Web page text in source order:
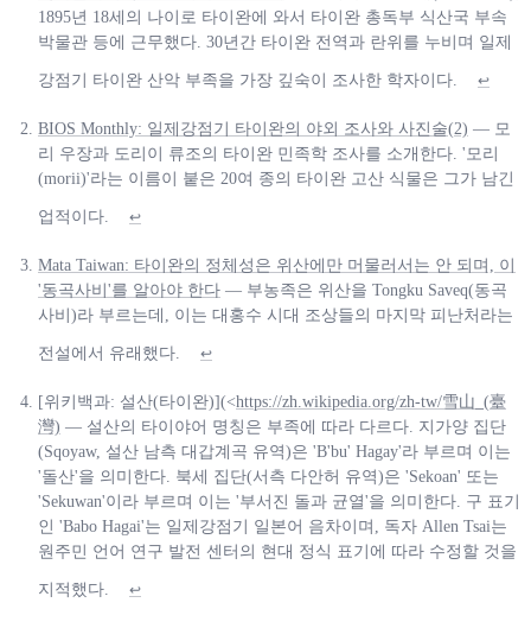
1895년 18세의 나이로 타이완에 와서 타이완 총독부 식산국 부속
박물관 등에 근무했다. 30년간 타이완 전역과 란위를 누비며 일제
강점기 타이완 산악 부족을 가장 깊숙이 조사한 학자이다. ↩
BIOS Monthly: 일제강점기 타이완의 야외 조사와 사진술(2) — 모
리 우장과 도리이 류조의 타이완 민족학 조사를 소개한다. '모리
(morii)'라는 이름이 붙은 20여 종의 타이완 고산 식물은 그가 남긴
업적이다. ↩
Mata Taiwan: 타이완의 정체성은 위산에만 머물러서는 안 되며, 이
'동곡사비'를 알아야 한다 — 부농족은 위산을 Tongku Saveq(동곡
사비)라 부르는데, 이는 대홍수 시대 조상들의 마지막 피난처라는
전설에서 유래했다. ↩
[위키백과: 설산(타이완)](<https://zh.wikipedia.org/zh-tw/雪山_(臺
灣) — 설산의 타이야어 명칭은 부족에 따라 다르다. 지가양 집단
(Sqoyaw, 설산 남측 대갑계곡 유역)은 'B'bu' Hagay'라 부르며 이는
'돌산'을 의미한다. 북세 집단(서측 다안허 유역)은 'Sekoan' 또는
'Sekuwan'이라 부르며 이는 '부서진 돌과 균열'을 의미한다. 구 표기
인 'Babo Hagai'는 일제강점기 일본어 음차이며, 독자 Allen Tsai는
원주민 언어 연구 발전 센터의 현대 정식 표기에 따라 수정할 것을
지적했다. ↩